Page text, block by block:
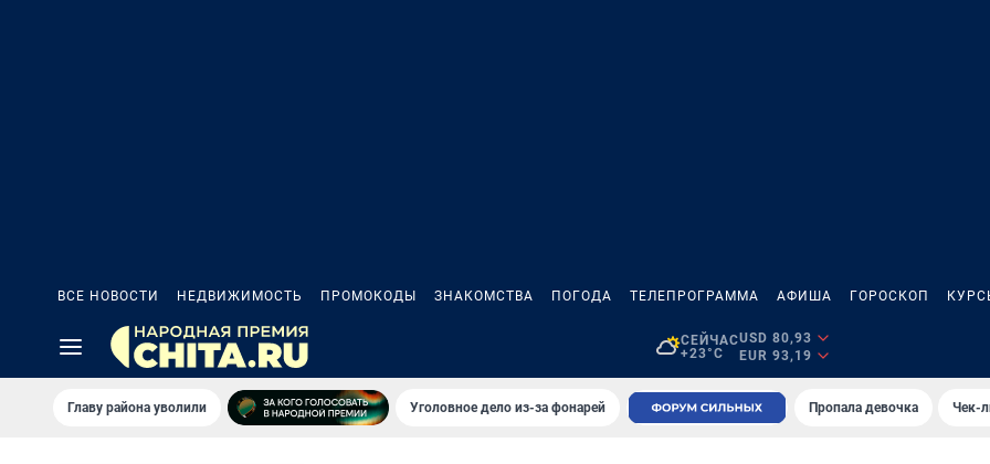
ВСЕ НОВОСТИ НЕДВИЖИМОСТЬ ПРОМОКОДЫ ЗНАКОМСТВА ПОГОДА ТЕЛЕПРОГРАММА АФИША ГОРОСКОП
СЕЙЧАС
+23°C
USD 80,93
EUR 93,19
Главу района уволили Уголовное дело из-за фонарей Пропала девочка Чек-